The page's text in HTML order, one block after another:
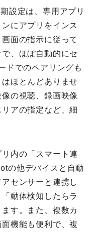
設定は、専用アプリ
にアプリをインス
面の指示に従って
、ほぼ自動的にセ
ドでのペアリングも
ほとんどありませ
の視聴、録画映像
アの指定など、細
内の「スマート連
の他デバイスと自動
センサーと連携し
動体検知したらラ
す。また、複数カ
機能も便利で、複